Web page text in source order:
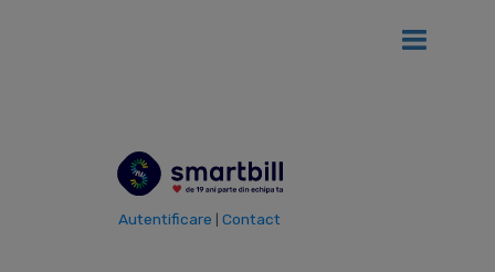
Autentificare |Contact
de la infiintare!Vezi detalii